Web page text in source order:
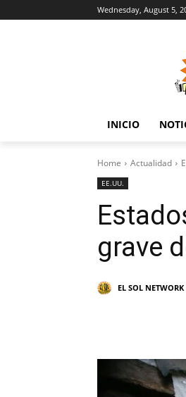
Wednesday, August 5,
INICIO
Home Actualidad
EE.UU.
grave
EL SOL NETWORK